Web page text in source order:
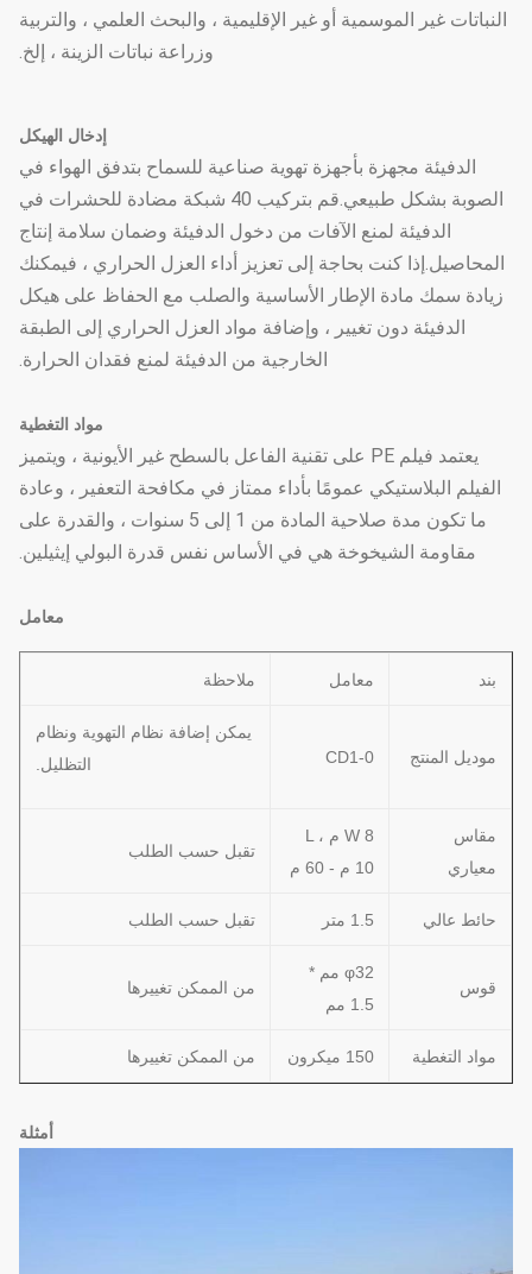
النباتات غير الموسمية أو غير الإقليمية ، والبحث العلمي ، والتربية
وزراعة نباتات الزينة ، إلخ.
إدخال الهيكل
الدفيئة مجهزة بأجهزة تهوية صناعية للسماح بتدفق الهواء في
الصوبة بشكل طبيعي.قم بتركيب 40 شبكة مضادة للحشرات في
الدفيئة لمنع الآفات من دخول الدفيئة وضمان سلامة إنتاج
المحاصيل.إذا كنت بحاجة إلى تعزيز أداء العزل الحراري ، فيمكنك
زيادة سمك مادة الإطار الأساسية والصلب مع الحفاظ على هيكل
الدفيئة دون تغيير ، وإضافة مواد العزل الحراري إلى الطبقة
الخارجية من الدفيئة لمنع فقدان الحرارة.
مواد التغطية
يعتمد فيلم PE على تقنية الفاعل بالسطح غير الأيونية ، ويتميز
الفيلم البلاستيكي عمومًا بأداء ممتاز في مكافحة التعفير ، وعادة
ما تكون مدة صلاحية المادة من 1 إلى 5 سنوات ، والقدرة على
مقاومة الشيخوخة هي في الأساس نفس قدرة البولي إيثيلين.
معامل
بند معامل ملاحظة
موديل المنتج CD1-0
يمكن إضافة نظام التهوية ونظام
التظليل.
مقاس
معياري
W 8 م ، L
10 م - 60 م
تقبل حسب الطلب
حائط عالي 1.5 متر تقبل حسب الطلب
قوس
φ32 مم *
1.5 مم
من الممكن تغييرها
مواد التغطية 150 ميكرون من الممكن تغييرها
أمثلة